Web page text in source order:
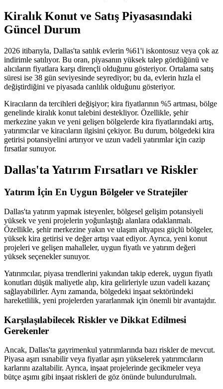
Kiralık Konut ve Satış Piyasasındaki
Güncel Durum
2026 itibarıyla, Dallas'ta satılık evlerin %61'i iskontosuz veya çok az
indirimle satılıyor. Bu oran, piyasanın yüksek talep gördüğünü ve
alıcıların fiyatlara karşı dirençli olduğunu gösteriyor. Ortalama satış
süresi ise 38 gün seviyesinde seyrediyor; bu da, evlerin hızla el
değiştirdiğini ve piyasada canlılık olduğunu gösteriyor.
Kiracıların da tercihleri değişiyor; kira fiyatlarının %5 artması, bölge
genelinde kiralık konut talebini destekliyor. Özellikle, şehir
merkezine yakın ve yeni gelişen bölgelerde kira fiyatlarındaki artış,
yatırımcılar ve kiracıların ilgisini çekiyor. Bu durum, bölgedeki kira
getirisi potansiyelini artırıyor ve uzun vadeli yatırımlar için cazip
fırsatlar sunuyor.
Dallas'ta Yatırım Fırsatları ve Riskler
Yatırım İçin En Uygun Bölgeler ve Stratejiler
Dallas'ta yatırım yapmak isteyenler, bölgesel gelişim potansiyeli
yüksek ve yeni projelerin yoğunlaştığı alanlara odaklanmalı.
Özellikle, şehir merkezine yakın ve ulaşım altyapısı güçlü bölgeler,
yüksek kira getirisi ve değer artışı vaat ediyor. Ayrıca, yeni konut
projeleri ve gelişen mahalleler, uygun fiyatlı ve yatırım değeri
yüksek seçenekler sunuyor.
Yatırımcılar, piyasa trendlerini yakından takip ederek, uygun fiyatlı
konutları düşük maliyetle alıp, kira gelirleriyle uzun vadeli kazanç
sağlayabilirler. Aynı zamanda, bölgedeki inşaat sektöründeki
hareketlilik, yeni projelerden yararlanmak için önemli bir avantajdır.
Karşılaşılabilecek Riskler ve Dikkat Edilmesi
Gerekenler
Ancak, Dallas'ta gayrimenkul yatırımlarında bazı riskler de mevcut.
Piyasa aşırı ısınabilir veya fiyatlar aşırı yükselerek yatırımcıların
karlarını azaltabilir. Ayrıca, inşaat projelerinde gecikmeler veya
bütçe aşımı gibi inşaat riskleri de göz önünde bulundurulmalı.